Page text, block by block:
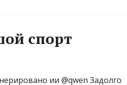
спорт
ии @qwen Задолго